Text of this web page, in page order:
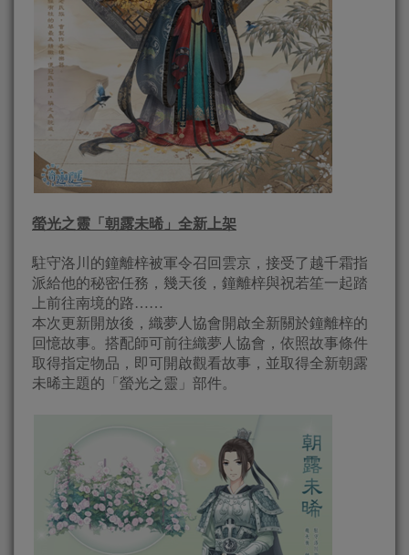
螢光之靈「朝露未晞」全新上架
駐守洛川的鐘離梓被軍令召回雲京，接受了越千霜指
派給他的秘密任務，幾天後，鐘離梓與祝若笙一起踏
上前往南境的路……
本次更新開放後，織夢人協會開啟全新關於鐘離梓的
回憶故事。搭配師可前往織夢人協會，依照故事條件
取得指定物品，即可開啟觀看故事，並取得全新朝露
未晞主題的「螢光之靈」部件。